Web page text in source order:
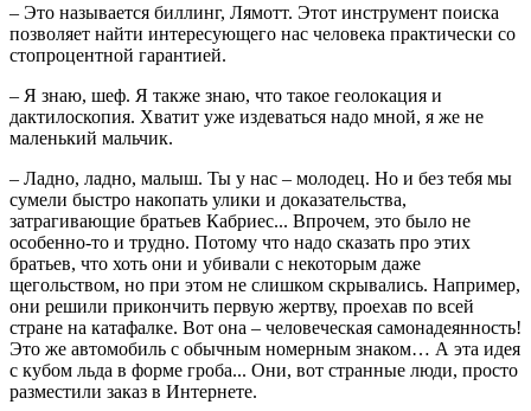
– Это называется биллинг, Лямотт. Этот инструмент поиска
позволяет найти интересующего нас человека практически со
стопроцентной гарантией.
– Я знаю, шеф. Я также знаю, что такое геолокация и
дактилоскопия. Хватит уже издеваться надо мной, я же не
маленький мальчик.
– Ладно, ладно, малыш. Ты у нас – молодец. Но и без тебя мы
сумели быстро накопать улики и доказательства,
затрагивающие братьев Кабриес... Впрочем, это было не
особенно-то и трудно. Потому что надо сказать про этих
братьев, что хоть они и убивали с некоторым даже
щегольством, но при этом не слишком скрывались. Например,
они решили прикончить первую жертву, проехав по всей
стране на катафалке. Вот она – человеческая самонадеянность!
Это же автомобиль с обычным номерным знаком… А эта идея
с кубом льда в форме гроба... Они, вот странные люди, просто
разместили заказ в Интернете.